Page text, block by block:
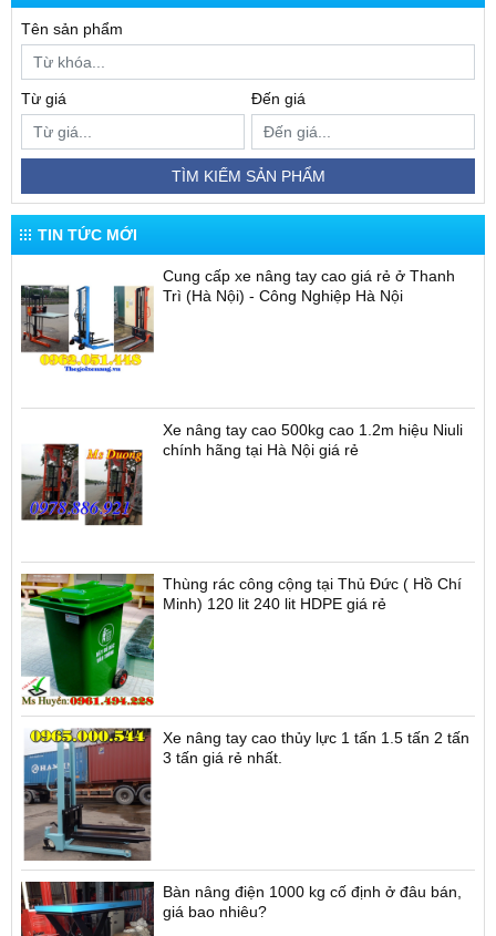
Tên sản phẩm
Từ giá Đến giá
TÌM KIẾM SẢN PHẨM
TIN TỨC MỚI
Cung cấp xe nâng tay cao giá rẻ ở Thanh
Trì (Hà Nội) - Công Nghiệp Hà Nội
Xe nâng tay cao 500kg cao 1.2m hiệu Niuli
chính hãng tại Hà Nội giá rẻ
Thùng rác công cộng tại Thủ Đức ( Hồ Chí
Minh) 120 lit 240 lit HDPE giá rẻ
Xe nâng tay cao thủy lực 1 tấn 1.5 tấn 2 tấn
3 tấn giá rẻ nhất.
Bàn nâng điện 1000 kg cố định ở đâu bán,
giá bao nhiêu?